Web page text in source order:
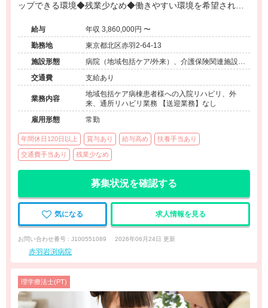
ップできる環境◆残業少なめ◆働きやすい環境を希望される
給与
年収 3,860,000円 〜
勤務地
東京都北区赤羽2-64-13
施設形態
病院（地域包括ケア/外来）、介護保険関連施設
（デイケア）
交通費 支給あり
業務内容
地域包括ケア病棟患者様への入院リハビリ、外
来、通所リハビリ業務 【送迎業務】なし
雇用形態
常勤
年間休日120日以上 賞与あり 給与高め 扶養手当あり
交通費手当あり 残業少なめ
募集状況を確認する
気になる 求人情報を見る
お問い合わせ番号 : J100551089 2026年06月24日 更新
赤羽岩渕病院
理学療法士(PT)